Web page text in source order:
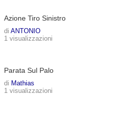
Azione Tiro Sinistro
di ANTONIO
1 visualizzazioni
Parata Sul Palo
di Mathias
1 visualizzazioni